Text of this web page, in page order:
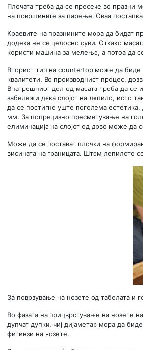
Плочата треба да се пресече во празни
на површините за парење. Оваа
Краевите на празнините мора да бидат
додека не се целосно суви. Откако
користи машина за мелење, а потоа да
Вториот тип на countertop може да биде
квалитети. Во производниот процес,
Внатрешниот дел од масата треба да се
забележи дека слојот на лепило, исто
да се постигне уште поголема
мм. За попрецизно пресметување на
елиминација на слојот од дрво може
Може да се постават плочки на
висината на границата. Штом лепилото
За поврзување на нозете од табелата и
Во фазата на прицврстување на нозете
дупчат дупки, чиј дијаметар мора да
фитинзи на нозете.